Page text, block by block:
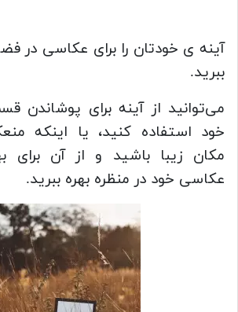
آینه ی خودتان را برای عکاسی در
ببرید.
می‌توانید از آینه برای پوشاندن
خود استفاده کنید، یا اینکه
مکان زیبا باشید و از آن برای
عکاسی خود در منظره بهره ببرید.